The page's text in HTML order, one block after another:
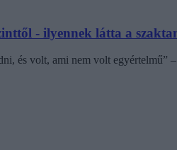
- ilyennek látta a
és volt, ami nem volt